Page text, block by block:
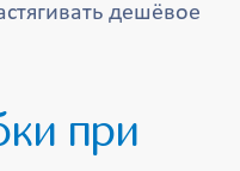
дешёвое